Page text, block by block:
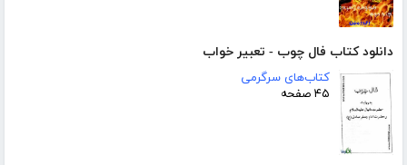
دانلود کتاب فال چوب - تعبیر خواب
کتاب‌های سرگرمی
۴۵ صفحه